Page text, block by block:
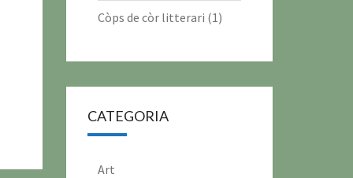
Còps de còr litterari (1)
CATEGORIA
Art